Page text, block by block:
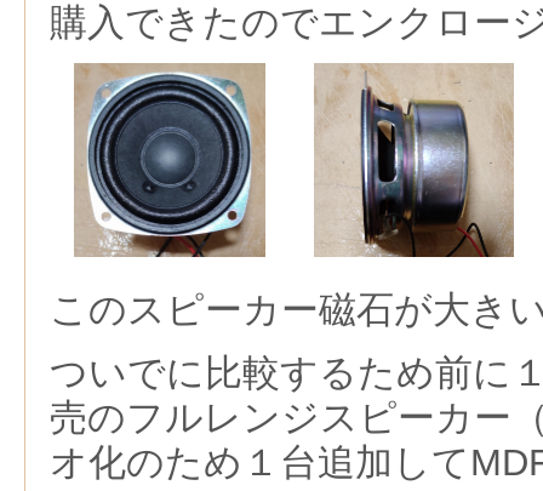
購入できたのでエンクロー
このスピーカー磁石が大き
ついでに比較するため前に
売のフルレンジスピーカー
オ化のため１台追加して